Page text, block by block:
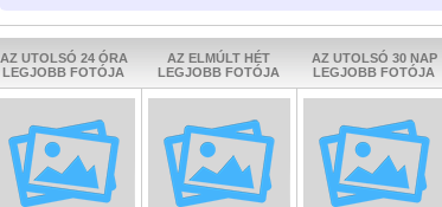
AZ UTOLSÓ 24 ÓRA
LEGJOBB FOTÓJA
AZ ELMÚLT HÉT
LEGJOBB FOTÓJA
AZ UTOLSÓ 30 NAP
LEGJOBB FOTÓJA